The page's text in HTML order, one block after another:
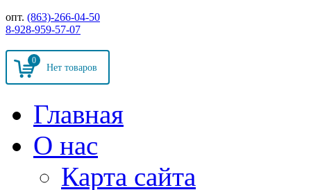
опт. (863)-266-04-50
8-928-959-57-07
0
Главная
О нас
Карта сайта